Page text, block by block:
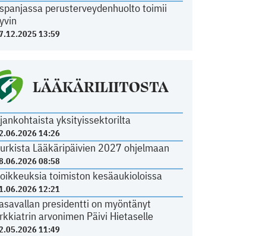
perusterveydenhuolto toimii
13:59
LÄÄKÄRILIITOSTA
yksityissektorilta
14:26
Lääkäripäivien 2027 ohjelmaan
08:58
toimiston kesäaukioloissa
12:21
presidentti on myöntänyt
arvonimen Päivi Hietaselle
11:49